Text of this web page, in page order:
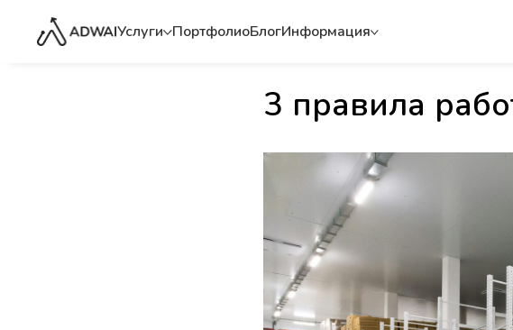
Услуги ПортфолиоБлогИнформация
3 правила